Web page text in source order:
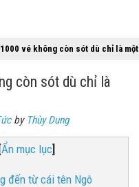
1000 vé không còn sót dù chỉ là
còn sót dù chỉ là
by Thùy Dung
Ẩn mục lục]
đến từ cái tên Ngô